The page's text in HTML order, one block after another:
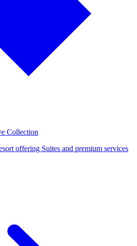
Collection
offering Suites and premium services